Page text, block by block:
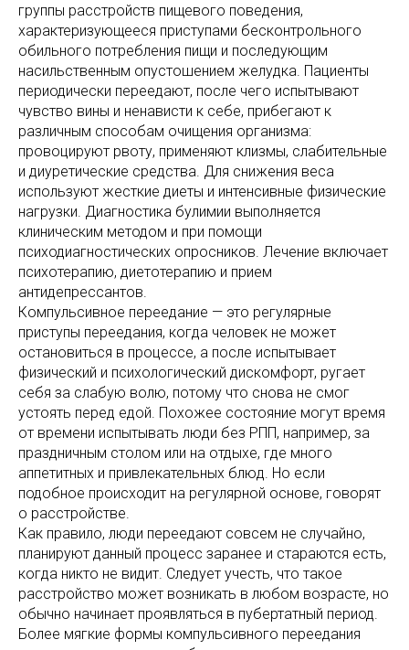
группы расстройств пищевого поведения,
характеризующееся приступами бесконтрольного
обильного потребления пищи и последующим
насильственным опустошением желудка. Пациенты
периодически переедают, после чего испытывают
чувство вины и ненависти к себе, прибегают к
различным способам очищения организма:
провоцируют рвоту, применяют клизмы, слабительные
и диуретические средства. Для снижения веса
используют жесткие диеты и интенсивные физические
нагрузки. Диагностика булимии выполняется
клиническим методом и при помощи
психодиагностических опросников. Лечение включает
психотерапию, диетотерапию и прием
антидепрессантов.
Компульсивное переедание — это регулярные
приступы переедания, когда человек не может
остановиться в процессе, а после испытывает
физический и психологический дискомфорт, ругает
себя за слабую волю, потому что снова не смог
устоять перед едой. Похожее состояние могут время
от времени испытывать люди без РПП, например, за
праздничным столом или на отдыхе, где много
аппетитных и привлекательных блюд. Но если
подобное происходит на регулярной основе, говорят
о расстройстве.
Как правило, люди переедают совсем не случайно,
планируют данный процесс заранее и стараются есть,
когда никто не видит. Следует учесть, что такое
расстройство может возникать в любом возрасте, но
обычно начинает проявляться в пубертатный период.
Более мягкие формы компульсивного переедания